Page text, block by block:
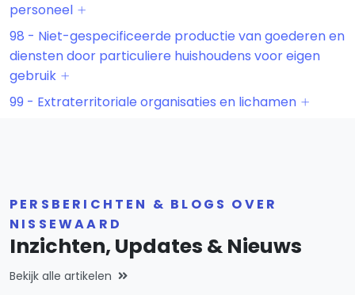
personeel
98 - Niet-gespecificeerde productie van goederen en
diensten door particuliere huishoudens voor eigen
gebruik
99 - Extraterritoriale organisaties en lichamen
PERSBERICHTEN & BLOGS OVER
NISSEWAARD
Inzichten, Updates & Nieuws
Bekijk alle artikelen